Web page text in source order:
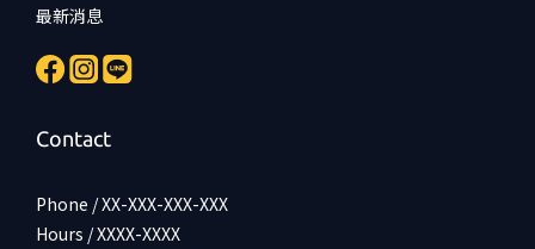
最新消息
Contact
Phone / XX-XXX-XXX-XXX
Hours / XXXX-XXXX